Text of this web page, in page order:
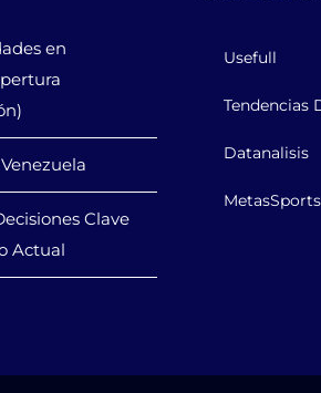
en
Clave
Actual
Usefull
Tendencias
Datanalisis
MetasSports